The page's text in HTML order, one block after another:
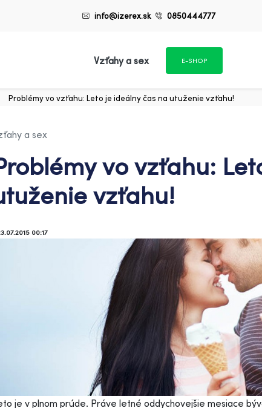
info@izerex.sk 0850444777
Vzťahy a sex E-SHOP
Problémy vo vzťahu: Leto je ideálny čas na utuženie vzťahu!
a sex
vo vzťahu:
vzťahu!
00:17
je v plnom prúde. Práve letné oddychovejšie mesiace